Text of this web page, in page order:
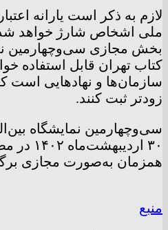
لازم به ذکر است یارانه
ملی اشخاص شارژ خواهد شد
بخش مجازی سی‌و‌چهارمین
کتاب تهران قابل استفاده
سازمان‌ها و نهاد‌هایی است
زودتر ثبت کنند.
۳۰
همزمان به‌صورت مجازی
منبع